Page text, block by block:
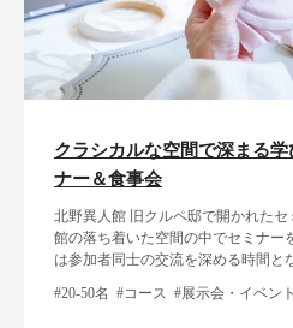
クラシカルな空間で深まる
ナー＆食事会
北野異人館 旧クルペ邸で開かれた
館の落ち着いた空間の中でセミナー
は参加者同士の交流を深める時間と
#20-50名 #コース #展示会・イベント